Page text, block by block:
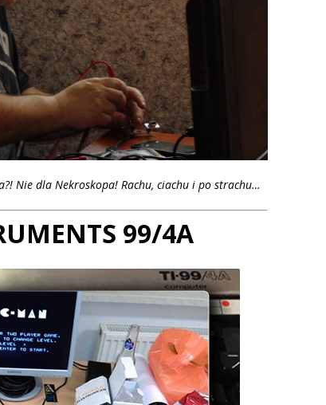
Nie dla Nekroskopa! Rachu, ciachu i po strachu…
99/4A